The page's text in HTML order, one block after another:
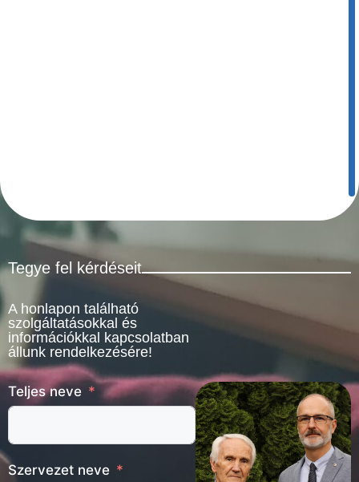
Tegye fel kérdéseit
A honlapon található
szolgáltatásokkal és
információkkal kapcsolatban
állunk rendelkezésére!
Teljes neve
Szervezet neve